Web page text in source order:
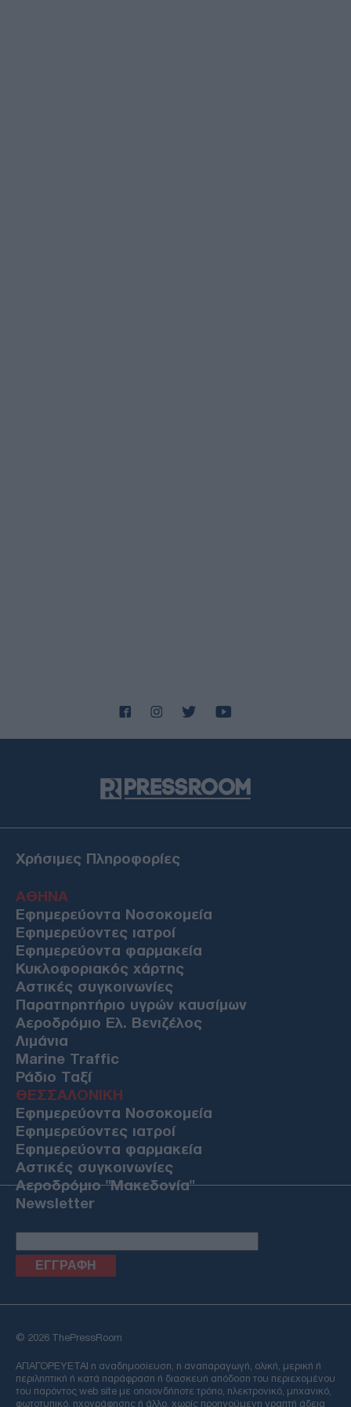
Χρήσιμες Πληροφορίες
ΑΘΗΝΑ
Εφημερεύοντα Νοσοκομεία
Εφημερεύοντες ιατροί
Εφημερεύοντα φαρμακεία
Κυκλοφοριακός χάρτης
Αστικές συγκοινωνίες
Παρατηρητήριο υγρών καυσίμων
Αεροδρόμιο Ελ. Βενιζέλος
Λιμάνια
Marine Traffic
Ράδιο Ταξί
ΘΕΣΣΑΛΟΝΙΚΗ
Εφημερεύοντα Νοσοκομεία
Εφημερεύοντες ιατροί
Εφημερεύοντα φαρμακεία
Αστικές συγκοινωνίες
Αεροδρόμιο "Μακεδονία"
Newsletter
Email
© 2026 ThePressRoom
ΑΠΑΓΟΡΕΥΕΤΑΙ η αναδημοσίευση, η αναπαραγωγή, ολική, μερική ή
περιληπτική ή κατά παράφραση ή διασκευή απόδοση του περιεχομένου
του παρόντος web site με οποιονδήποτε τρόπο, ηλεκτρονικό, μηχανικό,
φωτοτυπικό, ηχογράφησης ή άλλο, χωρίς προηγούμενη γραπτή άδεια